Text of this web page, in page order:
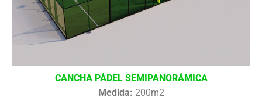
CANCHA PÁDEL SEMIPANORÁMICA
Medida: 200m2